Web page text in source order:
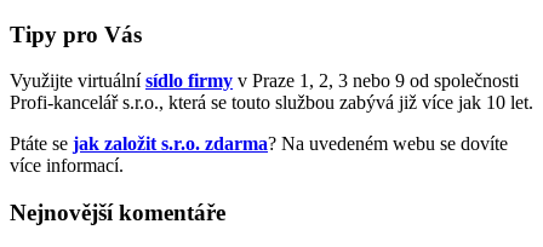
Tipy pro Vás
Využijte virtuálnísídlo firmy v Praze 1, 2, 3 nebo 9 od společnosti
Profi-kancelář s.r.o., která se touto službou zabývá již více jak 10 let.
Ptáte se jak založit s.r.o. zdarma? Na uvedeném webu se dovíte
více informací.
Nejnovější komentáře